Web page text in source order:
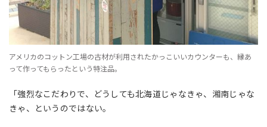
アメリカのコットン工場の古材が利用されたかっこいいカウンターも、縁あ
って作ってもらったという特注品。
「強烈なこだわりで、どうしても北海道じゃなきゃ、湘南じゃな
きゃ、というのではない。